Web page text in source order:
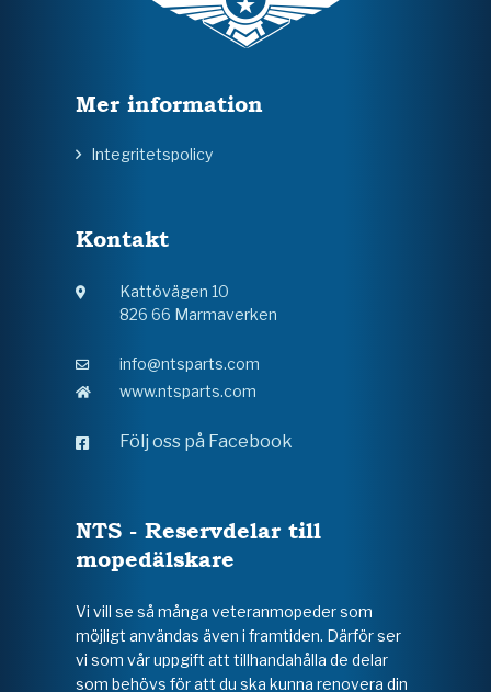
Mer information
Integritetspolicy
Kontakt
Kattövägen 10
826 66 Marmaverken
info@ntsparts.com
www.ntsparts.com
Följ oss på Facebook
NTS - Reservdelar till
mopedälskare
Vi vill se så många veteranmopeder som
möjligt användas även i framtiden. Därför ser
vi som vår uppgift att tillhandahålla de delar
som behövs för att du ska kunna renovera din